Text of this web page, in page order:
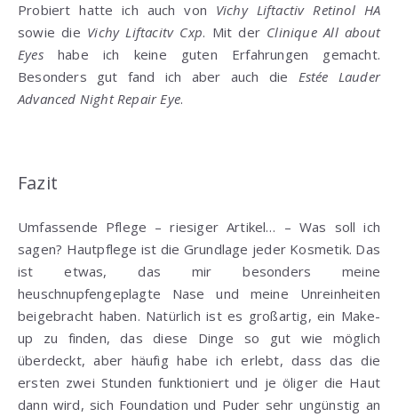
Probiert hatte ich auch von Vichy Liftactiv Retinol HA
sowie die Vichy Liftacitv Cxp. Mit der Clinique All about
Eyeshabe ich keine guten Erfahrungen gemacht.
Besonders gut fand ich aber auch die Estée Lauder
Advanced Night Repair Eye.
Fazit
Umfassende Pflege – riesiger Artikel… – Was soll ich
sagen? Hautpflege ist die Grundlage jeder Kosmetik. Das
ist etwas, das mir besonders meine
heuschnupfengeplagte Nase und meine Unreinheiten
beigebracht haben. Natürlich ist es großartig, ein Make-
up zu finden, das diese Dinge so gut wie möglich
überdeckt, aber häufig habe ich erlebt, dass das die
ersten zwei Stunden funktioniert und je öliger die Haut
dann wird, sich Foundation und Puder sehr ungünstig an